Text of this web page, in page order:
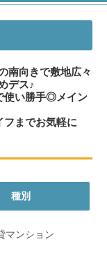
南向きで敷地広々
デス♪
使い勝手◎メイン
までお気軽に
種別
マンション